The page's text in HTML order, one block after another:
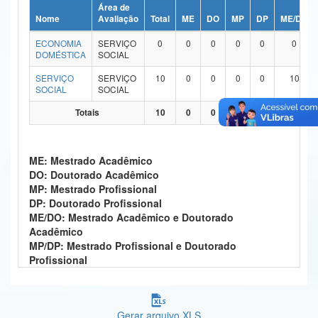
Ministério da Ciência, Tecnologia, Inovações e Comunicações
Ministério do Meio Ambiente
Ministério do Turismo
Ministério do Desenvolvimento Regional
Ministério da Mulher, da Família e dos Direitos Humanos
Secretaria-Geral
Secretaria de Governo
Gabinete de Segurança Institucional
Nome
Área de
Avaliação
Total ME DO MP DP
ME/DO
ECONOMIA
DOMÉSTICA
SERVIÇO
SOCIAL
0 0 0 0 0 0
SERVIÇO
SOCIAL
SERVIÇO
SOCIAL
10 0 0 0 0 10
Totais 10 0 0 0 0 10
ME: Mestrado Acadêmico
DO: Doutorado Acadêmico
MP: Mestrado Profissional
DP: Doutorado Profissional
ME/DO: Mestrado Acadêmico e Doutorado
Acadêmico
MP/DP: Mestrado Profissional e Doutorado
Profissional
Gerar arquivo XLS